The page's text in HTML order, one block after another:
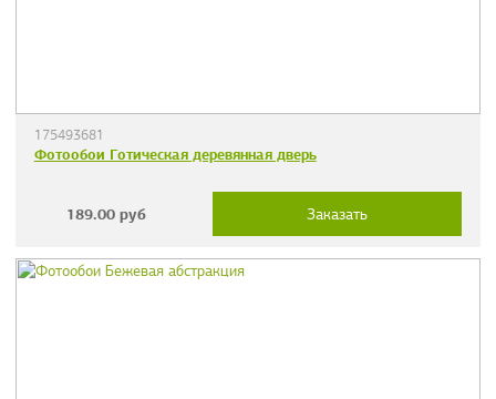
175493681
Фотообои Готическая деревянная дверь
189.00 руб Заказать